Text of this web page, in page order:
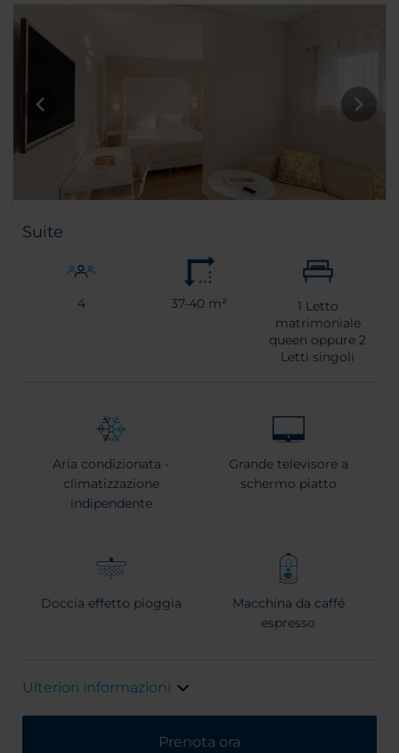
Suite
4 37-40 m² 1 Letto
matrimoniale
queen oppure2
Letti singoli
Aria condizionata -
climatizzazione
indipendente
Grande televisore a
schermo piatto
Doccia effetto pioggia
Macchina da caffé
espresso
Ulteriori informazioni
Prenota ora